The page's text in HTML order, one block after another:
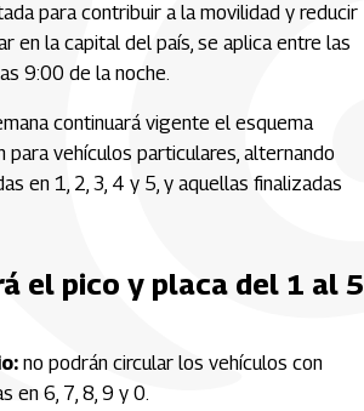
para contribuir a la movilidad y reducir
en la capital del país, se aplica entre las
9:00 de la noche.
continuará vigente el esquema
para vehículos particulares, alternando
en 1, 2, 3, 4 y 5, y aquellas finalizadas
el pico y placa del 1 al 5
no podrán circular los vehículos con
en 6, 7, 8, 9 y 0.